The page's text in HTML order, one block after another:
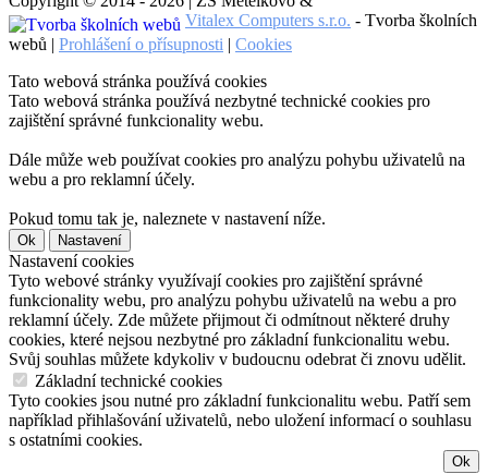
Vitalex Computers s.r.o. - Tvorba školních
webů | Prohlášení o přísupnosti | Cookies
Tato webová stránka používá cookies
Tato webová stránka používá nezbytné technické cookies pro
zajištění správné funkcionality webu.
Dále může web používat cookies pro analýzu pohybu uživatelů na
webu a pro reklamní účely.
Pokud tomu tak je, naleznete v nastavení níže.
Ok Nastavení
Nastavení cookies
Tyto webové stránky využívají cookies pro zajištění správné
funkcionality webu, pro analýzu pohybu uživatelů na webu a pro
reklamní účely. Zde můžete přijmout či odmítnout některé druhy
cookies, které nejsou nezbytné pro základní funkcionalitu webu.
Svůj souhlas můžete kdykoliv v budoucnu odebrat či znovu udělit.
Základní technické cookies
Tyto cookies jsou nutné pro základní funkcionalitu webu. Patří sem
například přihlašování uživatelů, nebo uložení informací o souhlasu
s ostatními cookies.
Ok